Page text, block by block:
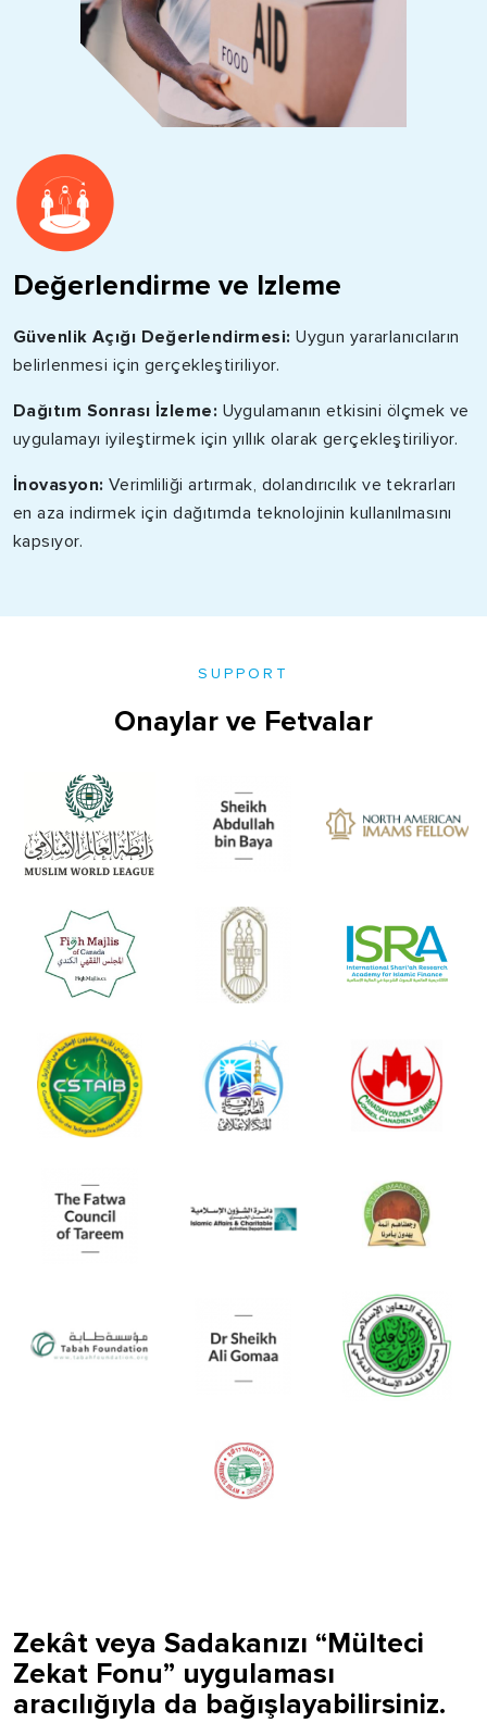
Değerlendirme ve Izleme
Güvenlik Açığı Değerlendirmesi: Uygun yararlanıcıların
belirlenmesi için gerçekleştiriliyor.
Dağıtım Sonrası İzleme: Uygulamanın etkisini ölçmek ve
uygulamayı iyileştirmek için yıllık olarak gerçekleştiriliyor.
İnovasyon: Verimliliği artırmak, dolandırıcılık ve tekrarları
en aza indirmek için dağıtımda teknolojinin kullanılmasını
kapsıyor.
SUPPORT
Onaylar ve Fetvalar
Zekât veya Sadakanızı “Mülteci
Zekat Fonu” uygulaması
aracılığıyla da bağışlayabilirsiniz.